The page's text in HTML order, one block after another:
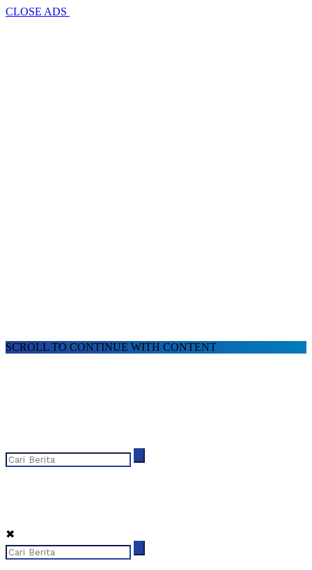
CLOSE ADS
SCROLL TO CONTINUE WITH CONTENT
✖